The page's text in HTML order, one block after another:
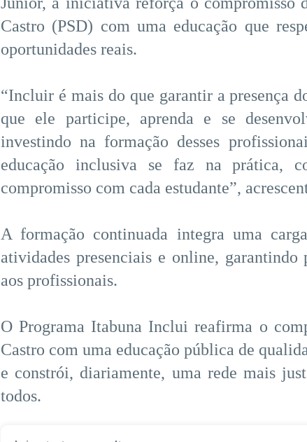
Castro (PSD) com uma educação que
oportunidades reais.
“Incluir é mais do que garantir a presença
que ele participe, aprenda e se
investindo na formação desses
educação inclusiva se faz na prática,
compromisso com cada estudante”,
A formação continuada integra uma
atividades presenciais e online, garantindo
aos profissionais.
O Programa Itabuna Inclui reafirma o
Castro com uma educação pública de
e constrói, diariamente, uma rede mais
todos.